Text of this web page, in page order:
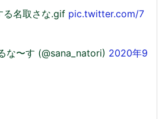
る名取さな.gif pic.twitter.com/7
な〜す (@sana_natori) 2020年9